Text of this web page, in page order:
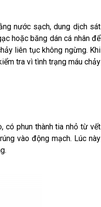
nước sạch, dung dịch sát
hoặc băng dán cá nhân để
liên tục không ngừng. Khi
tra vì tình trạng máu chảy
có phun thành tia nhỏ từ vết
vào động mạch. Lúc này